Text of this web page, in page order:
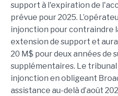
support à l'expiration de
prévue pour 2025.
injonction pour contraindre
extension de support et
20 M$ pour deux années de
supplémentaires. Le
injonction en obligeant
assistance au-delà d’août